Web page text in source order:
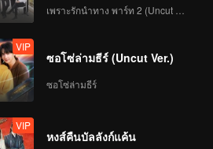
VIP
ซอโซ่ล่ามธีร์ (Uncut Ver.)
ซอโซ่ล่ามธีร์
VIP
หงส์คืนบัลลังก์แค้น